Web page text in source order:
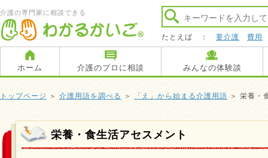
介護の専門家に相談できる
たとえば ： 要介護 費用
ホーム 介護のプロに相談 みんなの体験談
トップページ ＞ 介護用語を調べる ＞ 「え」から始まる介護用語 ＞ 栄養・
栄養・食生活アセスメント